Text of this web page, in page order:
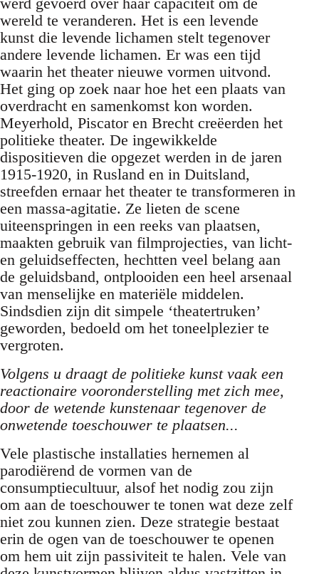
wereld te veranderen. Het is een levende
kunst die levende lichamen stelt tegenover
andere levende lichamen. Er was een tijd
waarin het theater nieuwe vormen uitvond.
Het ging op zoek naar hoe het een plaats van
overdracht en samenkomst kon worden.
Meyerhold, Piscator en Brecht creëerden het
politieke theater. De ingewikkelde
dispositieven die opgezet werden in de jaren
1915-1920, in Rusland en in Duitsland,
streefden ernaar het theater te transformeren in
een massa-agitatie. Ze lieten de scene
uiteenspringen in een reeks van plaatsen,
maakten gebruik van filmprojecties, van licht-
en geluidseffecten, hechtten veel belang aan
de geluidsband, ontplooiden een heel arsenaal
van menselijke en materiële middelen.
Sindsdien zijn dit simpele ‘theatertruken’
geworden, bedoeld om het toneelplezier te
vergroten.
Volgens u draagt de politieke kunst vaak een
reactionaire vooronderstelling met zich mee,
door de wetende kunstenaar tegenover de
onwetende toeschouwer te plaatsen...
Vele plastische installaties hernemen al
parodiërend de vormen van de
consumptiecultuur, alsof het nodig zou zijn
om aan de toeschouwer te tonen wat deze zelf
niet zou kunnen zien. Deze strategie bestaat
erin de ogen van de toeschouwer te openen
om hem uit zijn passiviteit te halen. Vele van